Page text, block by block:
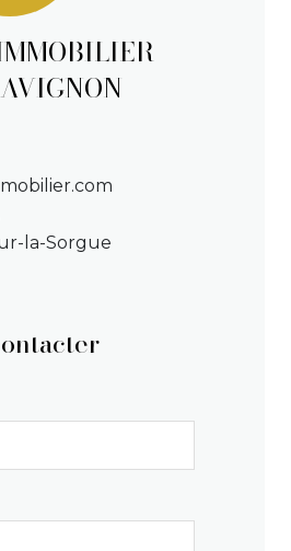
la-Sorgue